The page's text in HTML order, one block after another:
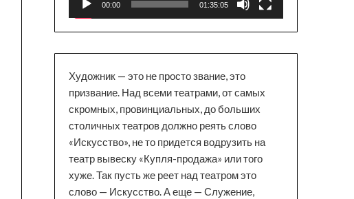
00:00 01:35:05
Художник — это не просто звание, это
призвание. Над всеми театрами, от самых
скромных, провинциальных, до больших
столичных театров должно реять слово
«Искусство», не то придется водрузить на
театр вывеску «Купля-продажа» или того
хуже. Так пусть же реет над театром это
слово — Искусство. А еще — Служение,